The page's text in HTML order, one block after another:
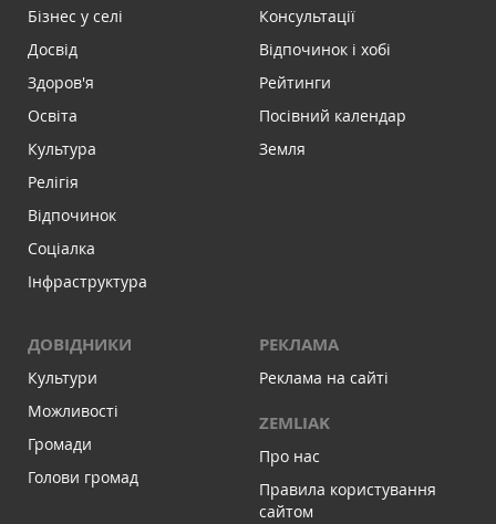
Бізнес у селі
Досвід
Здоров'я
Освіта
Культура
Релігія
Відпочинок
Соціалка
Інфраструктура
Консультації
Відпочинок і хобі
Рейтинги
Посівний календар
Земля
ДОВІДНИКИ
Культури
Можливості
Громади
Голови громад
РЕКЛАМА
Реклама на сайті
ZEMLIAK
Про нас
Правила користування
сайтом